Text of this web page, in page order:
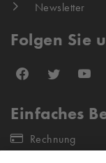
Newsletter
Folgen Sie
Einfaches
Rechnung